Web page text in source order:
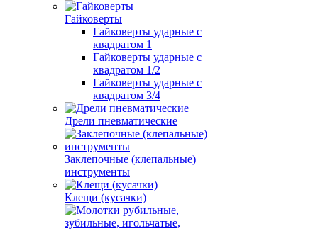
Гайковерты
Гайковерты ударные с
квадратом 1
Гайковерты ударные с
квадратом 1/2
Гайковерты ударные с
квадратом 3/4
Дрели пневматические
Заклепочные (клепальные)
инструменты
Клещи (кусачки)